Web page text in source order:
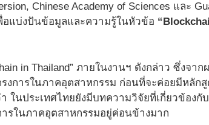
Chinese Academy of Sciences และ
อแบ่งปันข้อมูลและความรู้ในหัวข้อ
in Thailand” ภายในงานฯ ดังกล่าว ซึ่งจาก
งการในภาคอุตสาหกรรม ก่อนที่จะค่อยมีหลักสู
นประเทศไทยยังมีบทความวิจัยที่เกี่ยวข้องกั
รในภาคอุตสาหกรรมอยู่ค่อนข้างมาก